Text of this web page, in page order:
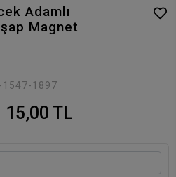
Adamlı
Magnet
1547-1897
15,00 TL